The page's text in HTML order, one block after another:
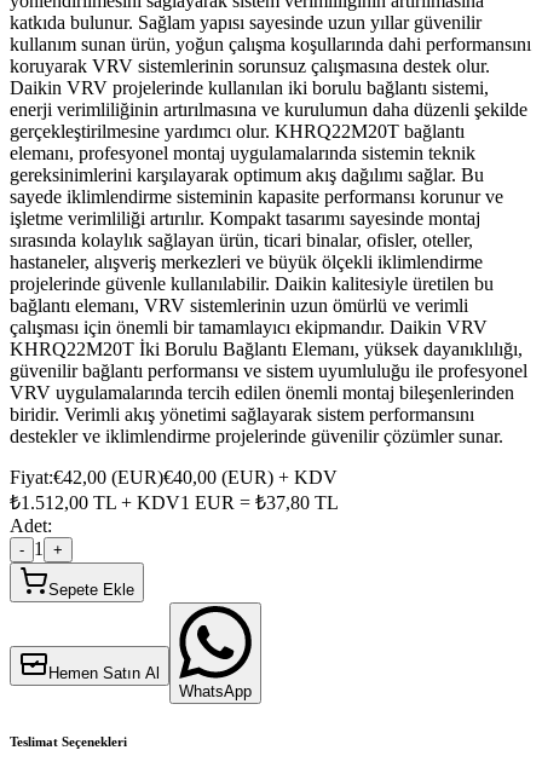
katkıda bulunur. Sağlam yapısı sayesinde uzun yıllar güvenilir
kullanım sunan ürün, yoğun çalışma koşullarında dahi performansını
koruyarak VRV sistemlerinin sorunsuz çalışmasına destek olur.
Daikin VRV projelerinde kullanılan iki borulu bağlantı sistemi,
enerji verimliliğinin artırılmasına ve kurulumun daha düzenli şekilde
gerçekleştirilmesine yardımcı olur. KHRQ22M20T bağlantı
elemanı, profesyonel montaj uygulamalarında sistemin teknik
gereksinimlerini karşılayarak optimum akış dağılımı sağlar. Bu
sayede iklimlendirme sisteminin kapasite performansı korunur ve
işletme verimliliği artırılır. Kompakt tasarımı sayesinde montaj
sırasında kolaylık sağlayan ürün, ticari binalar, ofisler, oteller,
hastaneler, alışveriş merkezleri ve büyük ölçekli iklimlendirme
projelerinde güvenle kullanılabilir. Daikin kalitesiyle üretilen bu
bağlantı elemanı, VRV sistemlerinin uzun ömürlü ve verimli
çalışması için önemli bir tamamlayıcı ekipmandır. Daikin VRV
KHRQ22M20T İki Borulu Bağlantı Elemanı, yüksek dayanıklılığı,
güvenilir bağlantı performansı ve sistem uyumluluğu ile profesyonel
VRV uygulamalarında tercih edilen önemli montaj bileşenlerinden
biridir. Verimli akış yönetimi sağlayarak sistem performansını
destekler ve iklimlendirme projelerinde güvenilir çözümler sunar.
Fiyat:€42,00 (EUR)€40,00 (EUR) + KDV
₺1.512,00 TL + KDV1 EUR = ₺37,80 TL
Adet:
- 1 +
Sepete Ekle
Hemen Satın Al
WhatsApp
Teslimat Seçenekleri